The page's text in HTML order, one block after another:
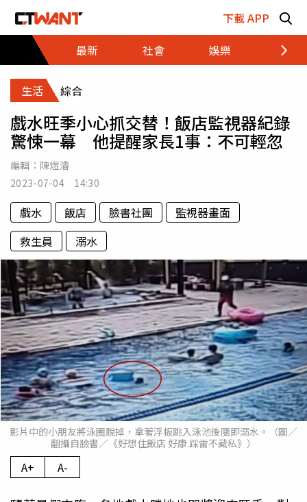
下載 APP
最新
社會 娛樂 財經
生活 綜合
戲水旺季小心抓交替！飯店監視器紀錄
驚悚一幕 他提醒家長1事：不可輕忽
編輯： 陳煜濬
2023-07-04 14:30
戲水 飯店 臉書社團
監視器畫面
救生員
溺水
影片中的小朋友將泳圈脫掉，拿著浮板跳入泳池後隨即溺水。（圖／
翻攝自臉書／《好想住飯店 好康.踩雷不藏私》）
A+ A-